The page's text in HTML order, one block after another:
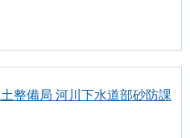
整備局 河川下水道部砂防課